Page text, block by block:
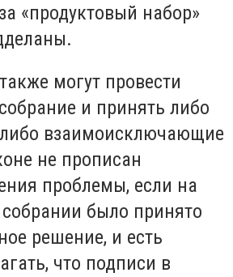
«продуктовый набор»
могут провести
и принять либо
взаимоисключающие
не прописан
проблемы, если на
было принято
решение, и есть
что подписи в